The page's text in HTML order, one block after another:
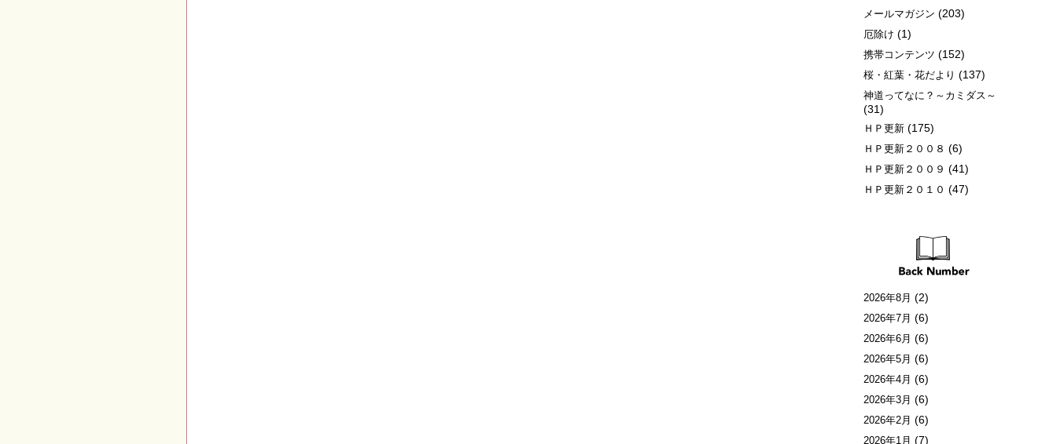
メールマガジン (203)
厄除け (1)
携帯コンテンツ (152)
桜・紅葉・花だより (137)
神道ってなに？～カミダス～
(31)
ＨＰ更新(175)
ＨＰ更新２００８ (6)
ＨＰ更新２００９ (41)
ＨＰ更新２０１０ (47)
2026年8月 (2)
2026年7月 (6)
2026年6月 (6)
2026年5月 (6)
2026年4月 (6)
2026年3月 (6)
2026年2月 (6)
2026年1月 (7)